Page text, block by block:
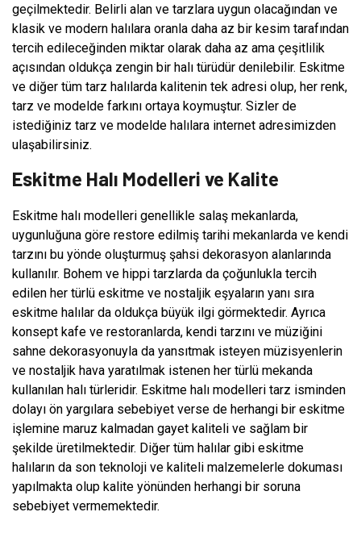
geçilmektedir. Belirli alan ve tarzlara uygun olacağından ve
klasik ve modern halılara oranla daha az bir kesim tarafından
tercih edileceğinden miktar olarak daha az ama çeşitlilik
açısından oldukça zengin bir halı türüdür denilebilir. Eskitme
ve diğer tüm tarz halılarda kalitenin tek adresi olup, her renk,
tarz ve modelde farkını ortaya koymuştur. Sizler de
istediğiniz tarz ve modelde halılara internet adresimizden
ulaşabilirsiniz.
Eskitme Halı Modelleri ve Kalite
Eskitme halı modelleri genellikle salaş mekanlarda,
uygunluğuna göre restore edilmiş tarihi mekanlarda ve kendi
tarzını bu yönde oluşturmuş şahsi dekorasyon alanlarında
kullanılır. Bohem ve hippi tarzlarda da çoğunlukla tercih
edilen her türlü eskitme ve nostaljik eşyaların yanı sıra
eskitme halılar da oldukça büyük ilgi görmektedir. Ayrıca
konsept kafe ve restoranlarda, kendi tarzını ve müziğini
sahne dekorasyonuyla da yansıtmak isteyen müzisyenlerin
ve nostaljik hava yaratılmak istenen her türlü mekanda
kullanılan halı türleridir. Eskitme halı modelleri tarz isminden
dolayı ön yargılara sebebiyet verse de herhangi bir eskitme
işlemine maruz kalmadan gayet kaliteli ve sağlam bir
şekilde üretilmektedir. Diğer tüm halılar gibi eskitme
halıların da son teknoloji ve kaliteli malzemelerle dokuması
yapılmakta olup kalite yönünden herhangi bir soruna
sebebiyet vermemektedir.